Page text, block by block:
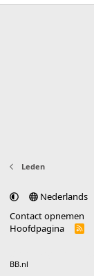
Leden
Nederlands
Contact opnemen
Hoofdpagina
R
BB.nl